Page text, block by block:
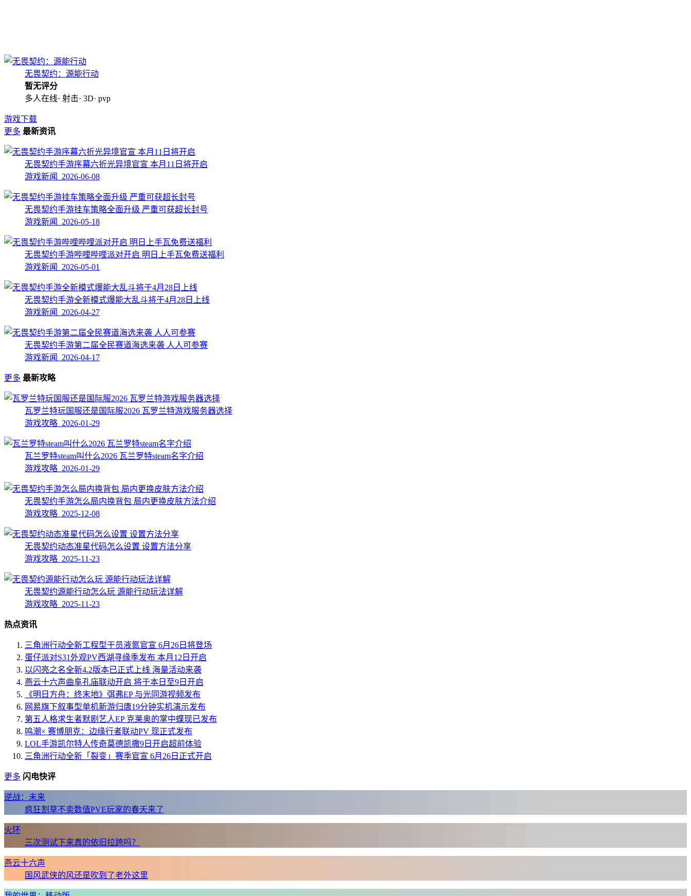
无畏契约：源能行动
暂无评分
多人在线· 射击· 3D· pvp
游戏下载
更多 最新资讯
无畏契约手游序幕六折光异境官宣 本月11日将开启
游戏新闻 2026-06-08
无畏契约手游挂车策略全面升级​ 严重可获超长封号
游戏新闻 2026-05-18
无畏契约手游哔哩哔哩派对开启 明日上手瓦免费送福利
游戏新闻 2026-05-01
无畏契约手游全新模式爆能大乱斗将于4月28日上线
游戏新闻 2026-04-27
无畏契约手游第二届全民赛道海选来袭 人人可参赛
游戏新闻 2026-04-17
更多 最新攻略
瓦罗兰特玩国服还是国际服2026 瓦罗兰特游戏服务器选择
游戏攻略 2026-01-29
瓦兰罗特steam叫什么2026 瓦兰罗特steam名字介绍
游戏攻略 2026-01-29
无畏契约手游怎么局内换背包 局内更换皮肤方法介绍
游戏攻略 2025-12-08
无畏契约动态准星代码怎么设置 设置方法分享
游戏攻略 2025-11-23
无畏契约源能行动怎么玩 源能行动玩法详解
游戏攻略 2025-11-23
热点资讯
三角洲行动全新工程型干员液氮官宣 6月26日将登场
蛋仔派对S31外观PV西湖寻缘季发布 本月12日开启
以闪亮之名全新4.2版本已正式上线 海量活动来袭
燕云十六声曲阜孔庙联动开启 将于本日至9日开启
《明日方舟：终末地》弭弗EP 与光同游视频发布
网易旗下叙事型单机新游归唐19分钟实机演示发布
第五人格求生者默剧艺人EP 克莱奥的掌中蝶现已发布
鸣潮× 赛博朋克：边缘行者联动PV 现正式发布
LOL手游凯尔特人传奇莫德凯撒9日开启超前体验
三角洲行动全新「裂变」赛季官宣 6月26日正式开启
更多 闪电快评
逆战：未来
疯狂割草不卖数值PVE玩家的春天来了
火环
三次测试下来真的依旧拉跨吗？
燕云十六声
国风武侠的风还是吹到了老外这里